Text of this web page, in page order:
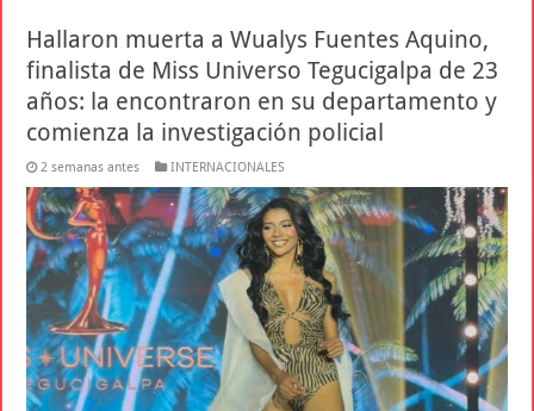
Hallaron muerta a Wualys Fuentes Aquino,
finalista de Miss Universo Tegucigalpa de 23
años: la encontraron en su departamento y
comienza la investigación policial
2 semanas antes INTERNACIONALES